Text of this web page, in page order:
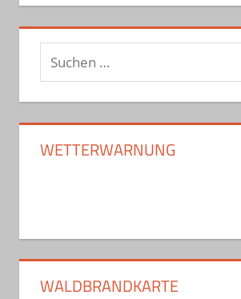
Suchen
WETTERWARNUNG
WALDBRANDKARTE